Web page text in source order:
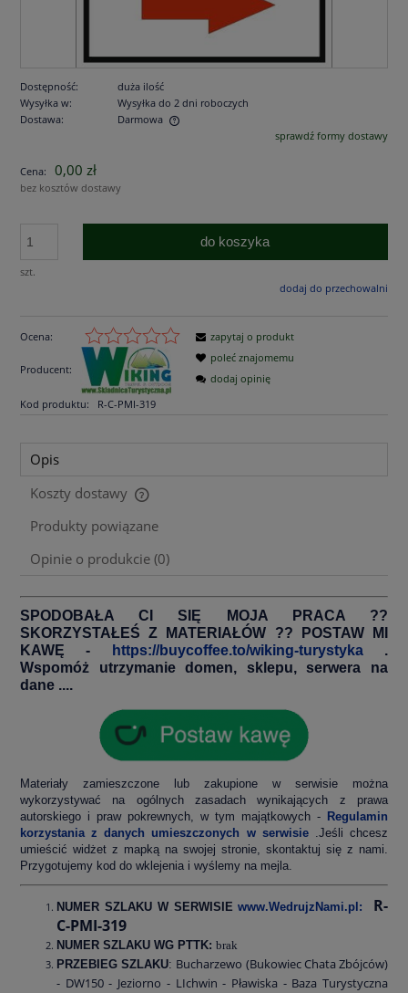
Dostępność:
duża ilość
Wysyłka w:
Wysyłka do 2 dni roboczych
Dostawa:
Darmowa
Cena nie zawiera ewentualnych kosztów płatnościsprawdź formy dostawy
Cena: 0,00 zł
bez kosztów dostawy
szt.
do koszyka
dodaj do przechowalni
Ocena:
Producent:
Kod produktu: R-C-PMI-319
zapytaj o produkt
poleć znajomemu
dodaj opinię
Opis
Koszty dostawy
Cena nie zawiera ewentualnych kosztów płatności
Produkty powiązane
Opinie o produkcie (0)
SPODOBAŁA CI SIĘ MOJA PRACA ??
SKORZYSTAŁEŚ Z MATERIAŁÓW ?? POSTAW MI
KAWĘ -
https://buycoffee.to/wiking-turystyka .
Wspomóż utrzymanie domen, sklepu, serwera na
dane ....
Materiały zamieszczone lub zakupione w serwisie można
wykorzystywać na ogólnych zasadach wynikających z prawa
autorskiego i praw pokrewnych, w tym majątkowych - Regulamin
korzystania z danych umieszczonych w serwisie .Jeśli chcesz
umieścić widżet z mapką na swojej stronie, skontaktuj się z nami.
Przygotujemy kod do wklejenia i wyślemy na mejla.
NUMER SZLAKU W SERWISIEwww.WedrujzNami.pl:
R-
C-PMI-319
NUMER SZLAKU WG PTTK: brak
PRZEBIEG SZLAKU: Bucharzewo (Bukowiec Chata Zbójców)
- DW150 - Jeziorno - LIchwin - Pławiska - Baza Turystyczna